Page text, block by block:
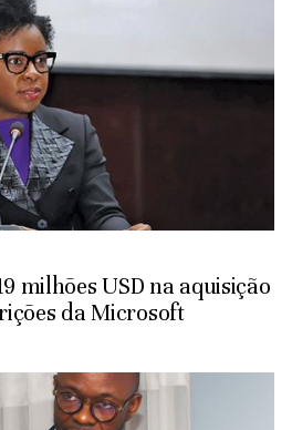
milhões USD na aquisição
da Microsoft